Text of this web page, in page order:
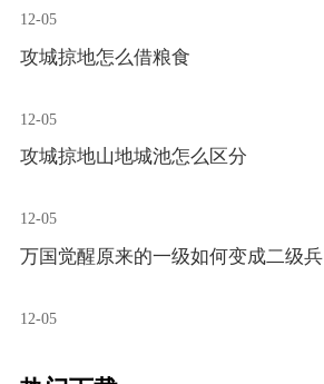
12-05
攻城掠地怎么借粮食
12-05
攻城掠地山地城池怎么区分
12-05
万国觉醒原来的一级如何变成二级兵
12-05